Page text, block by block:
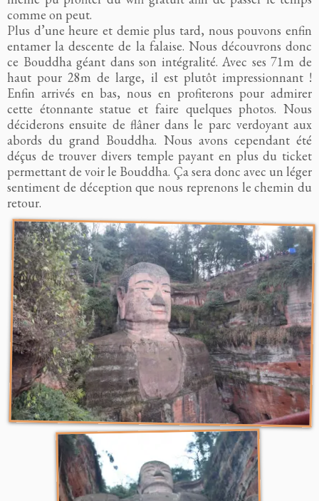
comme on peut.
Plus d’une heure et demie plus tard, nous pouvons enfin
entamer la descente de la falaise. Nous découvrons donc
ce Bouddha géant dans son intégralité. Avec ses 71m de
haut pour 28m de large, il est plutôt impressionnant !
Enfin arrivés en bas, nous en profiterons pour admirer
cette étonnante statue et faire quelques photos. Nous
déciderons ensuite de flâner dans le parc verdoyant aux
abords du grand Bouddha. Nous avons cependant été
déçus de trouver divers temple payant en plus du ticket
permettant de voir le Bouddha. Ça sera donc avec un léger
sentiment de déception que nous reprenons le chemin du
retour.